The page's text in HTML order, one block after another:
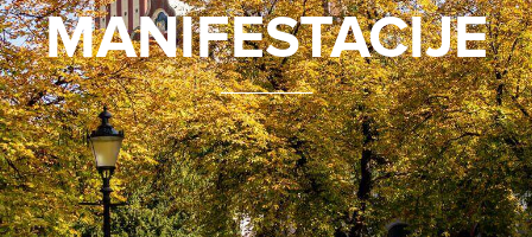
MANIFESTACIJE
_______